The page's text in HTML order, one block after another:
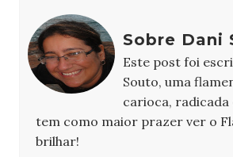
Sobre Dani
Este post foi
Souto, uma
carioca, radicada
tem como maior prazer ver o
brilhar!